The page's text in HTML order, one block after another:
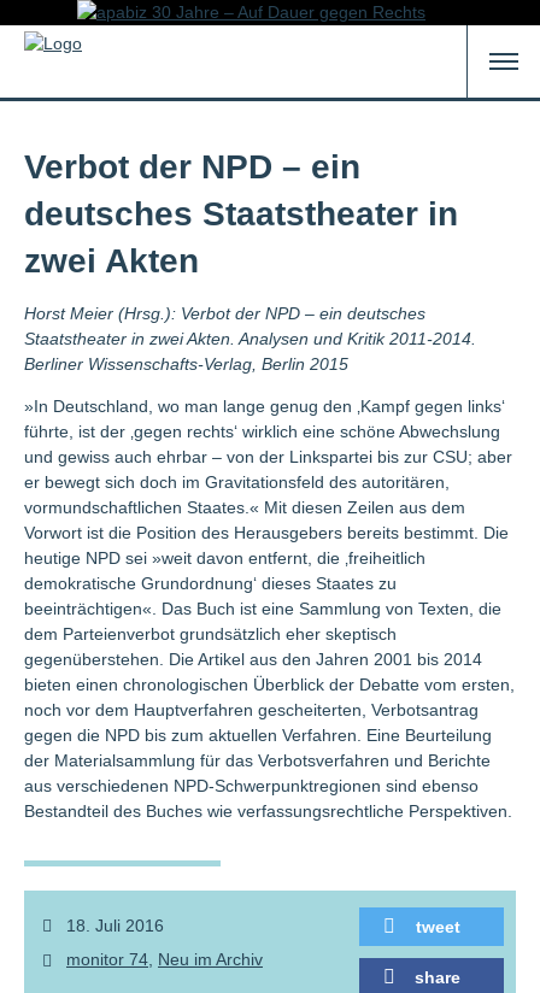
Verbot der NPD – ein
deutsches Staatstheater in
zwei Akten
Horst Meier (Hrsg.): Verbot der NPD – ein deutsches
Staatstheater in zwei Akten. Analysen und Kritik 2011-2014.
Berliner Wissenschafts-Verlag, Berlin 2015
»In Deutschland, wo man lange genug den ‚Kampf gegen links‘
führte, ist der ‚gegen rechts‘ wirklich eine schöne Abwechslung
und gewiss auch ehrbar – von der Linkspartei bis zur CSU; aber
er bewegt sich doch im Gravitationsfeld des autoritären,
vormundschaftlichen Staates.« Mit diesen Zeilen aus dem
Vorwort ist die Position des Herausgebers bereits bestimmt. Die
heutige NPD sei »weit davon entfernt, die ‚freiheitlich
demokratische Grundordnung‘ dieses Staates zu
beeinträchtigen«. Das Buch ist eine Sammlung von Texten, die
dem Parteienverbot grundsätzlich eher skeptisch
gegenüberstehen. Die Artikel aus den Jahren 2001 bis 2014
bieten einen chronologischen Überblick der Debatte vom ersten,
noch vor dem Hauptverfahren gescheiterten, Verbotsantrag
gegen die NPD bis zum aktuellen Verfahren. Eine Beurteilung
der Materialsammlung für das Verbotsverfahren und Berichte
aus verschiedenen NPD-Schwerpunktregionen sind ebenso
Bestandteil des Buches wie verfassungsrechtliche Perspektiven.
tweet
share
18. Juli 2016
monitor 74 Neu im Archiv